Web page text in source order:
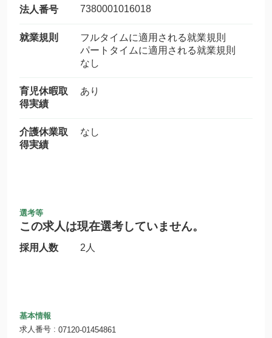
法人番号 7380001016018
就業規則
フルタイムに適用される就業規則
パートタイムに適用される就業規則
なし
育児休暇取
得実績
あり
介護休業取
得実績
なし
選考等
この求人は現在選考していません。
採用人数 2人
基本情報
求人番号
07120-01454861